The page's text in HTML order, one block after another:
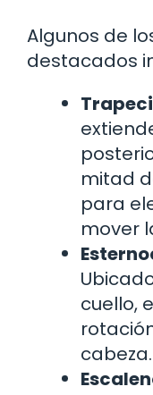
Algunos de
destacados
mitad
para
mover
cuello,
cabeza.